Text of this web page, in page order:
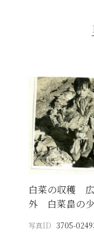
白菜の収穫
外 白菜畠の
写真ID 3705-